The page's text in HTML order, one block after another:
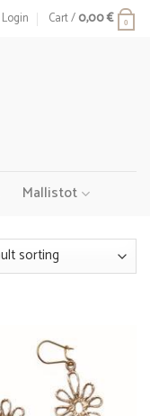
Login Cart /0,00€ 0
Mallistot
Add to
Wishlist